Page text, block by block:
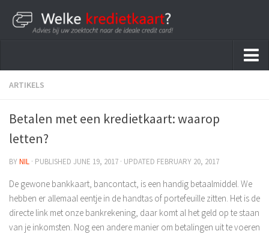
Home
ARTIKELS
Betalen met een kredietkaart: waarop
letten?
BYNIL · PUBLISHED JUNE 19, 2017 · UPDATED FEBRUARY 20, 2017
De gewone bankkaart, bancontact, is een handig betaalmiddel. We
hebben er allemaal eentje in de handtas of portefeuille zitten. Het is de
directe link met onze bankrekening, daar komt al het geld op te staan
van je inkomsten. Nog een andere manier om betalingen uit te voeren